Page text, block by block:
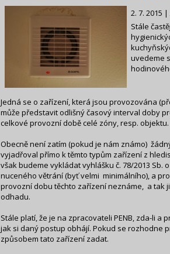
2. 7. 2015
Stále
uvedeme
Jedná se o zařízení, která jsou provozována
může představit odlišný časový interval doby
celkové provozní době celé zóny, resp. objektu.
Obecně není zatím (pokud je nám známo)
vyjadřoval přímo k těmto typům zařízení z
však budeme vykládat vyhlášku č. 78/2013 Sb.
nuceného větrání (byť velmi minimálního), a
provozní dobu těchto zařízení neznáme, a tak
odhadu.
Stále platí, že je na zpracovateli PENB, zda-li
jak si daný postup obhájí. Pokud se rozhodne
způsobem tato zařízení zadat.